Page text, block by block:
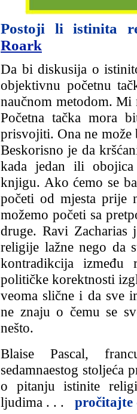
Postoji li istinita
Roark
Da bi diskusija o
objektivnu početnu
naučnom metodom. Mi
Početna tačka mora
prisvojiti. Ona ne može
Beskorisno je da
kada jedan ili
knjigu. Ako ćemo se
početi od mjesta prije
možemo početi sa
druge. Ravi
religije lažne nego da
kontradikcija između
političke korektnosti
veoma slične i da sve
ne znaju o čemu se
nešto.
Blaise Pascal,
sedamnaestog stoljeća
o pitanju istinite
ljudima . . . pročitajte